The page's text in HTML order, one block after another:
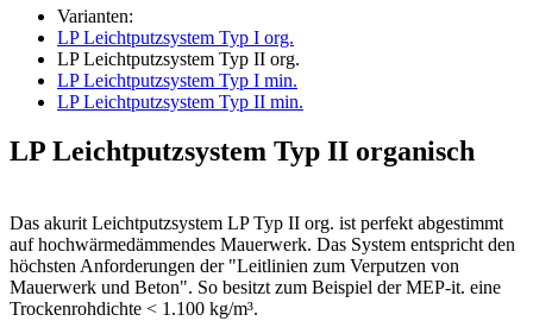
Varianten:
LP Leichtputzsystem Typ I org.
LP Leichtputzsystem Typ II org.
LP Leichtputzsystem Typ I min.
LP Leichtputzsystem Typ II min.
LP Leichtputzsystem Typ II organisch
Das akurit Leichtputzsystem LP Typ II org. ist perfekt abgestimmt
auf hochwärmedämmendes Mauerwerk. Das System entspricht den
höchsten Anforderungen der "Leitlinien zum Verputzen von
Mauerwerk und Beton". So besitzt zum Beispiel der MEP-it. eine
Trockenrohdichte < 1.100 kg/m³.